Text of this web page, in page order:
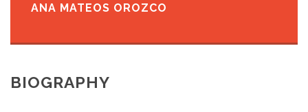
ANA MATEOS OROZCO
BIOGRAPHY